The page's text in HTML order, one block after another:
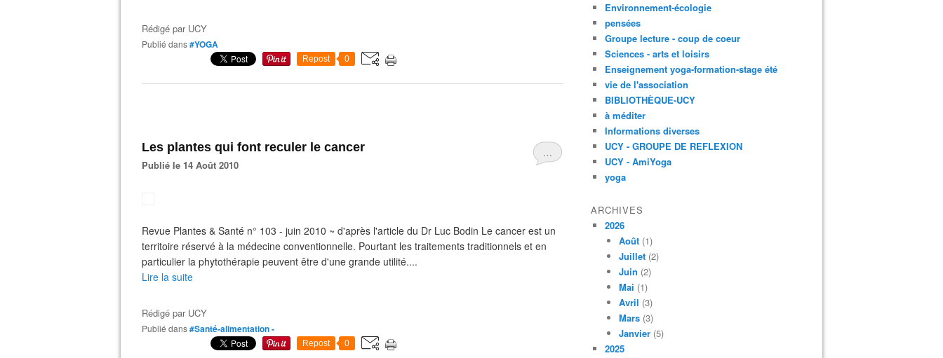
Rédigé par UCY
Publié dans#YOGA
Repost 0
…
Les plantes qui font reculer le cancer
Publié le 14 Août 2010
Revue Plantes & Santé n° 103 - juin 2010 ~ d'après l'article du Dr Luc Bodin Le cancer est un
territoire réservé à la médecine conventionnelle. Pourtant les traitements traditionnels et en
particulier la phytothérapie peuvent être d'une grande utilité....
Lire la suite
Rédigé par UCY
Publié dans#Santé-alimentation -
Repost 0
Environnement-écologie
pensées
Groupe lecture - coup de coeur
Sciences - arts et loisirs
Enseignement yoga-formation-stage été
vie de l'association
BIBLIOTHÈQUE-UCY
à méditer
Informations diverses
UCY - GROUPE DE REFLEXION
UCY - AmiYoga
yoga
ARCHIVES
2026
Août (1)
Juillet (2)
Juin (2)
Mai (1)
Avril (3)
Mars (3)
Janvier (5)
2025